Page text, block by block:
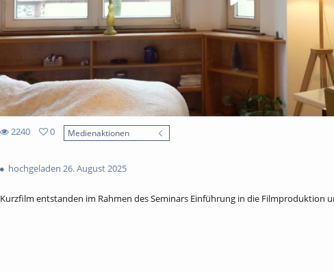
2240
views
0
Medienaktionen
hochgeladen 26. August 2025
Kurzfilm entstanden im Rahmen des Seminars Einführung in die Filmproduktion